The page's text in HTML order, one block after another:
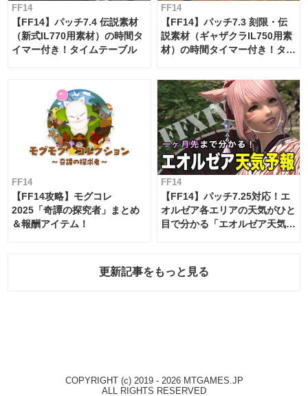
FF14
【FF14】パッチ7.4 伝説素材
（新式IL770用素材）の時間タ
イマー付き！タイムテーブル
FF14
【FF14】パッチ7.3 刻限・伝
説素材（ギャザクラIL750用素
材）の時間タイマー付き！タイ
FF14
【FF14攻略】モグコレ
2025「奇譚の探究者」まとめ
＆報酬アイテム！
FF14
【FF14】パッチ7.25対応！エ
オルゼア各エリアの天気がひと
目で分かる「エオルゼア天気予
更新記事をもっと見る
COPYRIGHT (c) 2019 - 2026 MTGAMES.JP
ALL RIGHTS RESERVED